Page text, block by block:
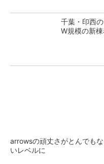
千葉・印西
W規模の新
arrowsの頑丈さがとんでもな
いレベルに